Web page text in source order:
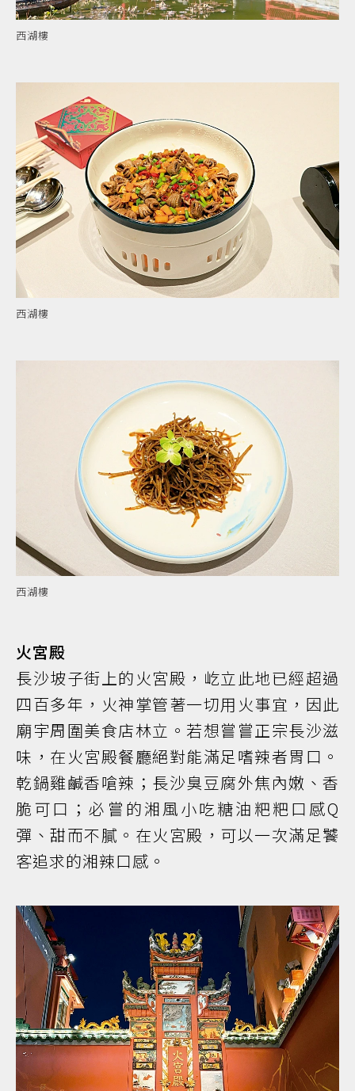
西湖樓
西湖樓
西湖樓
火宮殿
長沙坡子街上的火宮殿，屹立此地已經超過
四百多年，火神掌管著一切用火事宜，因此
廟宇周圍美食店林立。若想嘗嘗正宗長沙滋
味，在火宮殿餐廳絕對能滿足嗜辣者胃口。
乾鍋雞鹹香嗆辣；長沙臭豆腐外焦內嫩、香
脆可口；必嘗的湘風小吃糖油粑粑口感Q
彈、甜而不膩。在火宮殿，可以一次滿足饕
客追求的湘辣口感。